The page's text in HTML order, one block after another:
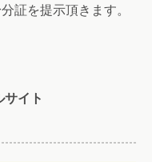
証を提示頂きます。
イト